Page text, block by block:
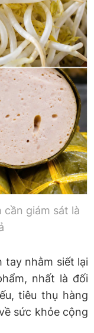
giám sát là
tay nhằm siết lại
nhất là đối
tiêu thụ hàng
sức khỏe cộng